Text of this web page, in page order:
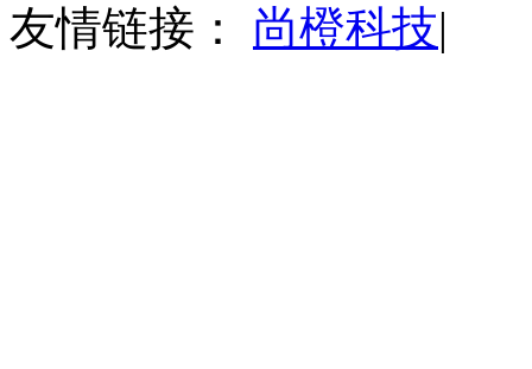
友情链接： 尚橙科技|